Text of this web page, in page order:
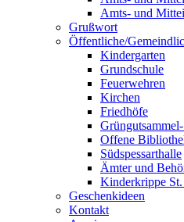
Amts- und
Grußwort
Öffentliche/
Kindergarten
Grundschule
Feuerwehren
Kirchen
Friedhöfe
Offene
Südspessarthalle
Ämter und
Kinderkrippe
Geschenkideen
Kontakt